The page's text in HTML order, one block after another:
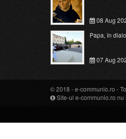
08 Aug
Papa, în
07 Aug
© 2018 -e-communio.ro -
Site-ul e-communio.ro nu